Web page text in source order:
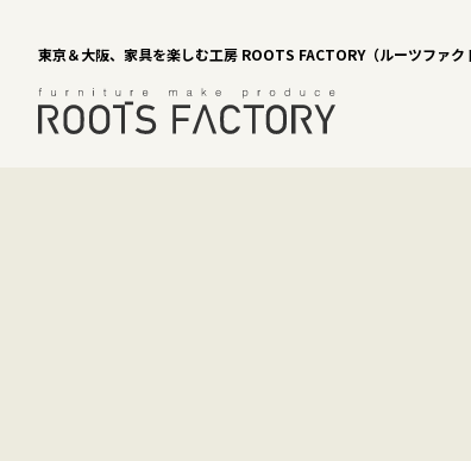
東京＆大阪、家具を楽しむ工房 ROOTS FACTORY（ルーツファ